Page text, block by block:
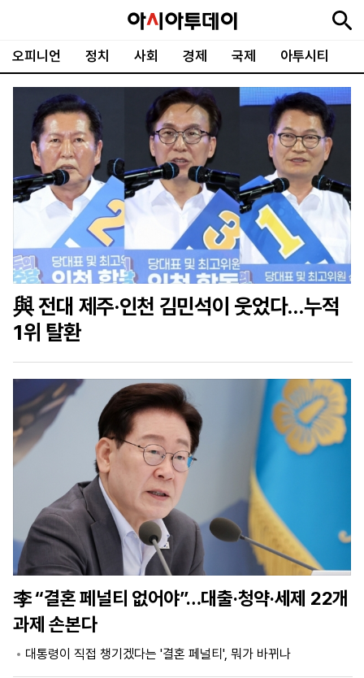
오피니언 정치 사회 경제 국제 아투시티
뉴
스
최
신
속
보
정
치
사
회
경
제
국
제
오
피
니
언
피
플
아
투
시
티
문
화
스
포
츠
포
토
ENGLISH
中
文
Tiếng
Việt
지
면
기
신
문
독
후
원
기
제
보
시
회
사
개
앱
설
마
켓
파
운
세
골
프
與 전대 제주·인천 김민석이 웃었다…누적
1위 탈환
李 “결혼 페널티 없어야”…대출·청약·세제 22개
과제 손본다
대통령이 직접 챙기겠다는 '결혼 페널티', 뭐가 바뀌나